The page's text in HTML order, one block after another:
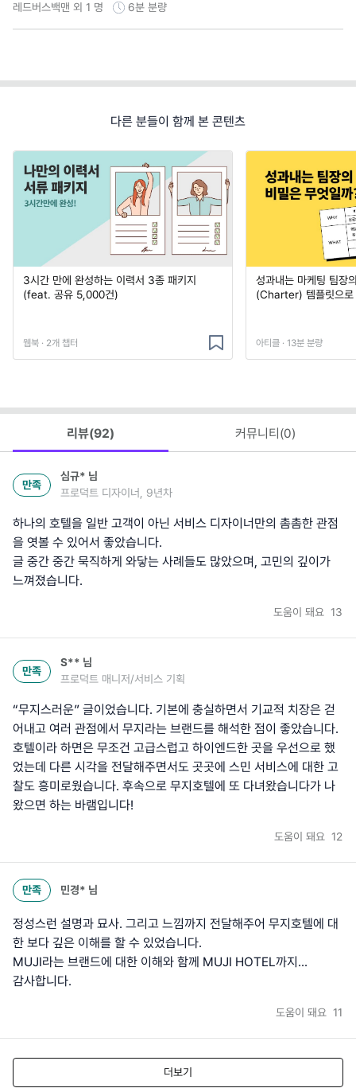
레드버스백맨 외 1 명 6분 분량
다른 분들이 함께 본 콘텐츠
3시간 만에 완성하는 이력서 3종 패키지
(feat. 공유 5,000건)
웹북 · 2개 챕터
성과내는 마케팅 팀장
(Charter) 템플릿으로
아티클 · 13분 분량
리뷰(92) 커뮤니티(0)
만족
심규* 님
프로덕트 디자이너, 9년차
하나의 호텔을 일반 고객이 아닌 서비스 디자이너만의 촘촘한 관점
을 엿볼 수 있어서 좋았습니다.
글 중간 중간 묵직하게 와닿는 사례들도 많았으며, 고민의 깊이가
느껴졌습니다.
도움이 돼요 13
만족
S** 님
프로덕트 매니저/서비스 기획
“무지스러운” 글이었습니다. 기본에 충실하면서 기교적 치장은 걷
어내고 여러 관점에서 무지라는 브랜드를 해석한 점이 좋았습니다.
호텔이라 하면은 무조건 고급스럽고 하이엔드한 곳을 우선으로 했
었는데 다른 시각을 전달해주면서도 곳곳에 스민 서비스에 대한 고
찰도 흥미로웠습니다. 후속으로 무지호텔에 또 다녀왔습니다가 나
왔으면 하는 바램입니다!
도움이 돼요 12
만족 민경* 님
정성스런 설명과 묘사. 그리고 느낌까지 전달해주어 무지호텔에 대
한 보다 깊은 이해를 할 수 있었습니다.
MUJI라는 브랜드에 대한 이해와 함께 MUJI HOTEL까지...
감사합니다.
도움이 돼요 11
더보기